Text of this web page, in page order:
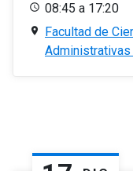
08:45 a 17:20
Facultad de
Administrativas